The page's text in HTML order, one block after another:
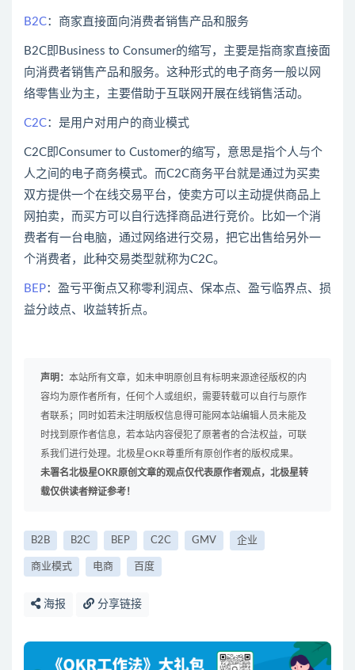
B2C：商家直接面向消费者销售产品和服务
B2C即Business to Consumer的缩写，主要是指商家直接面
向消费者销售产品和服务。这种形式的电子商务一般以网
络零售业为主，主要借助于互联网开展在线销售活动。
C2C：是用户对用户的商业模式
C2C即Consumer to Customer的缩写，意思是指个人与个
人之间的电子商务模式。而C2C商务平台就是通过为买卖
双方提供一个在线交易平台，使卖方可以主动提供商品上
网拍卖，而买方可以自行选择商品进行竞价。比如一个消
费者有一台电脑，通过网络进行交易，把它出售给另外一
个消费者，此种交易类型就称为C2C。
BEP：盈亏平衡点又称零利润点、保本点、盈亏临界点、损
益分歧点、收益转折点。
声明： 本站所有文章，如未申明原创且有标明来源途径版权的内
容均为原作者所有，任何个人或组织，需要转载可以自行与原作
者联系；同时如若未注明版权信息得可能网本站编辑人员未能及
时找到原作者信息，若本站内容侵犯了原著者的合法权益，可联
系我们进行处理。北极星OKR尊重所有原创作者的版权成果。
未署名北极星OKR原创文章的观点仅代表原作者观点，北极星转
载仅供读者辩证参考！
B2B B2C BEP C2C GMV 企业
商业模式 电商 百度
海报 分享链接